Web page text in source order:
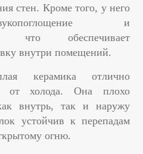
стен. Кроме того, у него
и
что обеспечивает
внутри помещений.
керамика отлично
от холода. Она плохо
внутрь, так и наружу
устойчив к перепадам
огню.